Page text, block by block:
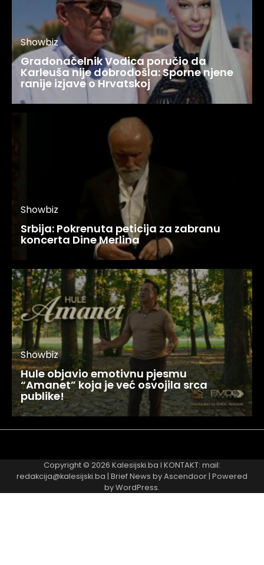
Showbiz
Gradonačelnik Vodica poručio da
Karleuša nije dobrodošla: Sporne njene
ranije izjave o Hrvatskoj
Showbiz
Srbija: Pokrenuta peticija za zabranu
koncerta Dine Merlina
Showbiz
Hule objavio emotivnu pjesmu
“Amanet” koja je već osvojila srca
publike!
Copyright © 2026 Kalesijski.ba I KONTAKT: mail:
redakcija@kalesijski.ba | Brief News byAscendoor| Powered
byWordPress.